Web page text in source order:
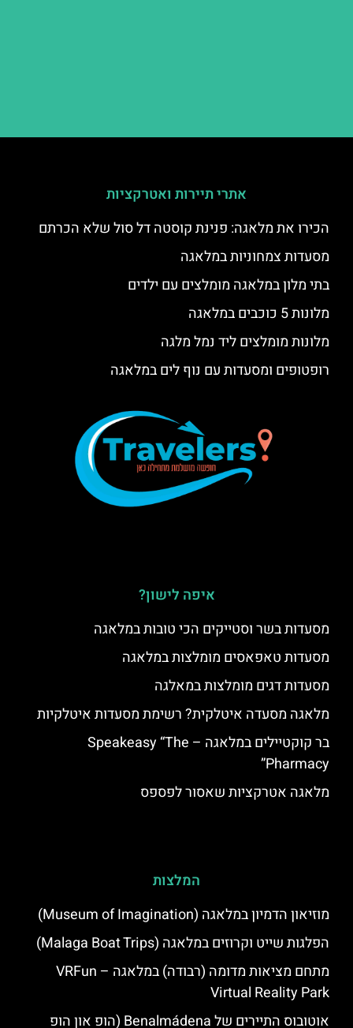
אתרי תיירות ואטרקציות
הכירו את מלאגה: פנינת קוסטה דל סול שלא הכרתם
מסעדות צמחוניות במלאגה
בתי מלון במלאגה מומלצים עם ילדים
מלונות 5 כוכבים במלאגה
מלונות מומלצים ליד נמל מלגה
רופטופים ומסעדות עם נוף לים במלאגה
איפה לישון?
מסעדות בשר וסטייקים הכי טובות במלאגה
מסעדות טאפאסים מומלצות במלאגה
מסעדות דגים מומלצות במאלגה
מלאגה מסעדה איטלקית? רשימת מסעדות איטלקיות
בר קוקטיילים במלאגה – Speakeasy “The
Pharmacy”
מלאגה אטרקציות שאסור לפספס
המלצות
מוזיאון הדמיון במלאגה (Museum of Imagination)
הפלגות שייט וקרוזים במלאגה (Malaga Boat Trips)
מתחם מציאות מדומה (רבודה) במלאגה – VRFun
Virtual Reality Park
אוטובוס התיירים של Benalmádena (הופ און הופ